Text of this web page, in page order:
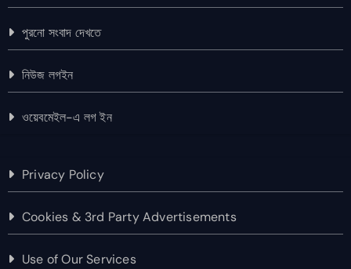
পুরনো সংবাদ দেখতে
নিউজ লগইন
ওয়েবমেইল-এ লগ ইন
Privacy Policy
Cookies & 3rd Party Advertisements
Use of Our Services